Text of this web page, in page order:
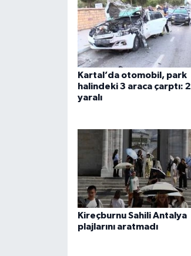
Kartal’da otomobil, park
halindeki 3 araca çarptı: 2
yaralı
Kireçburnu Sahili Antalya
plajlarını aratmadı